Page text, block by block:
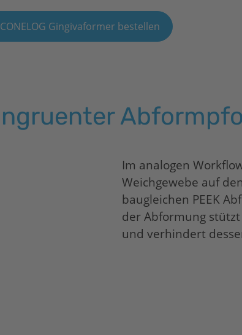
CONELOG Gingivaformer bestellen
Im analogen
Weichgewebe auf
baugleichen PEEK
der Abformung
und verhindert